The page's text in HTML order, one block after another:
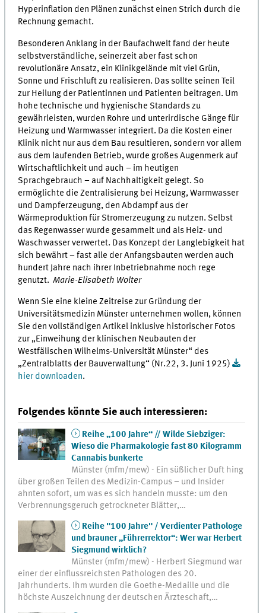
Hyperinflation den Plänen zunächst einen Strich durch die
Rechnung gemacht.
Besonderen Anklang in der Baufachwelt fand der heute
selbstverständliche, seinerzeit aber fast schon
revolutionäre Ansatz, ein Klinikgelände mit viel Grün,
Sonne und Frischluft zu realisieren. Das sollte seinen Teil
zur Heilung der Patientinnen und Patienten beitragen. Um
hohe technische und hygienische Standards zu
gewährleisten, wurden Rohre und unterirdische Gänge für
Heizung und Warmwasser integriert. Da die Kosten einer
Klinik nicht nur aus dem Bau resultieren, sondern vor allem
aus dem laufenden Betrieb, wurde großes Augenmerk auf
Wirtschaftlichkeit und auch – im heutigen
Sprachgebrauch – auf Nachhaltigkeit gelegt. So
ermöglichte die Zentralisierung bei Heizung, Warmwasser
und Dampferzeugung, den Abdampf aus der
Wärmeproduktion für Stromerzeugung zu nutzen. Selbst
das Regenwasser wurde gesammelt und als Heiz- und
Waschwasser verwertet. Das Konzept der Langlebigkeit hat
sich bewährt – fast alle der Anfangsbauten werden auch
hundert Jahre nach ihrer Inbetriebnahme noch rege
genutzt.Marie-Elisabeth Wolter
Wenn Sie eine kleine Zeitreise zur Gründung der
Universitätsmedizin Münster unternehmen wollen, können
Sie den vollständigen Artikel inklusive historischer Fotos
zur „Einweihung der klinischen Neubauten der
Westfälischen Wilhelms-Universität Münster“ des
„Zentralblatts der Bauverwaltung“ (Nr.22, 3. Juni 1925)
hier downloaden.
Folgendes könnte Sie auch interessieren:
Reihe „100 Jahre“ // Wilde Siebziger:
Wieso die Pharmakologie fast 80 Kilogramm
Cannabis bunkerte
Münster (mfm/mew) - Ein süßlicher Duft hing
über großen Teilen des Medizin-Campus – und Insider
ahnten sofort, um was es sich handeln musste: um den
Verbrennungsgeruch getrockneter Blätter,…
Reihe "100 Jahre" / Verdienter Pathologe
und brauner „Führerrektor“: Wer war Herbert
Siegmund wirklich?
Münster (mfm/mew) - Herbert Siegmund war
einer der einflussreichsten Pathologen des 20.
Jahrhunderts. Ihm wurden die Goethe-Medaille und die
höchste Auszeichnung der deutschen Ärzteschaft,…